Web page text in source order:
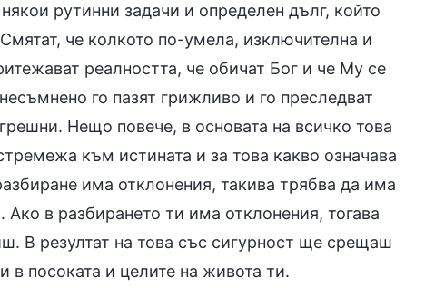
рутинни задачи и определен дълг, който
че колкото по-умела, изключителна и
реалността, че обичат Бог и че Му се
го пазят грижливо и го преследват
Нещо повече, в основата на всичко това
към истината и за това какво означава
има отклонения, такива трябва да има
в разбирането ти има отклонения, тогава
В резултат на това със сигурност ще срещаш
посоката и целите на живота ти.